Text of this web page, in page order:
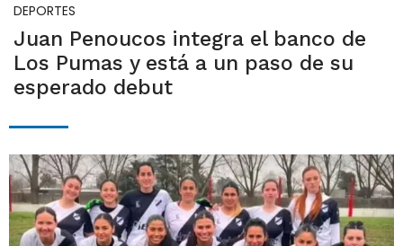
DEPORTES
Juan Penoucos integra el banco de
Los Pumas y está a un paso de su
esperado debut